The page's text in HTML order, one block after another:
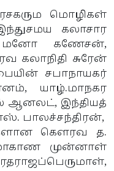
மொழிகள்
கலாசார
மனோ கணேசன்,
சுரேன்
சபாநாயகர்
யாழ்.மாநகர
ஆனலட், இந்தியத்
பாலச்சந்திரன்,
கௌரவ த.
மாகாண முன்னாள்